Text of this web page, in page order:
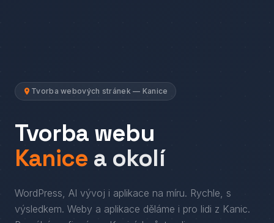
Tvorba webových stránek — Kanice
Tvorba webu
Kanice a okolí
WordPress, AI vývoj i aplikace na míru. Rychle, s
výsledkem. Weby a aplikace děláme i pro lidi z Kanic.